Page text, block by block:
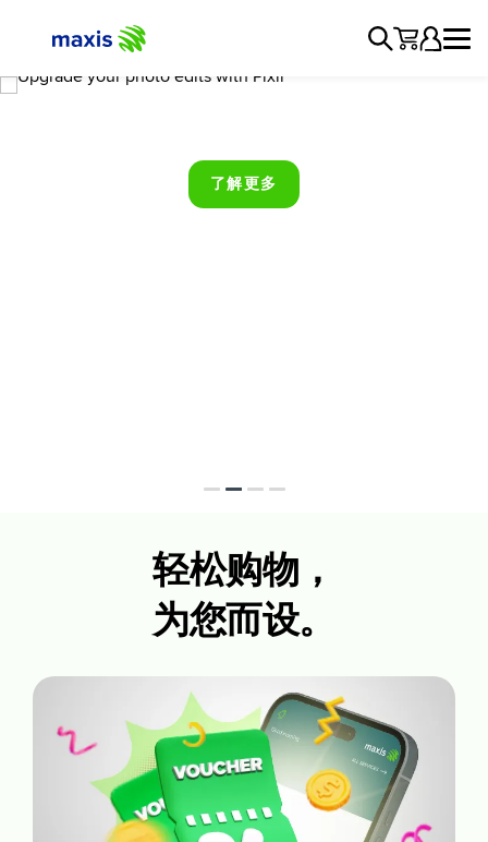
的优质洗车服务
优惠享不停
轻松购物，
为您而设。